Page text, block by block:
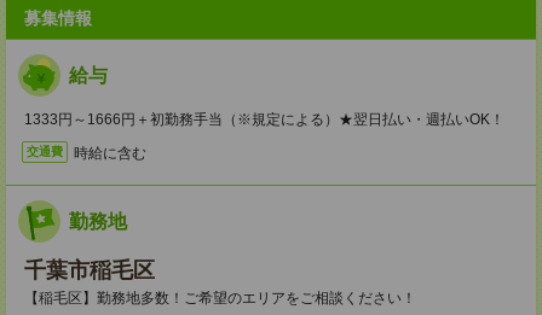
募集情報
給与
1333円～1666円＋初勤務手当（※規定による）★翌日払い・週払いOK！
交通費 時給に含む
勤務地
千葉市稲毛区
【稲毛区】勤務地多数！ご希望のエリアをご相談ください！